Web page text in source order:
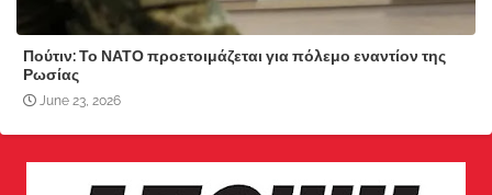
Πούτιν: Το ΝΑΤΟ προετοιμάζεται για πόλεμο εναντίον της
Ρωσίας
June 23, 2026